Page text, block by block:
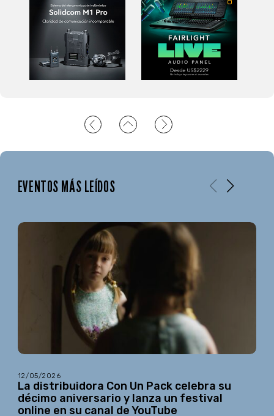
EVENTOS MÁS LEÍDOS
12/05/2026
La distribuidora Con Un Pack celebra su
décimo aniversario y lanza un festival
online en su canal de YouTube